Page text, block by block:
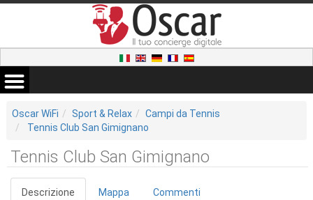
Oscar WiFi Sport & Relax
Campi da Tennis
Tennis Club San Gimignano
Tennis Club San Gimignano
Descrizione Mappa Commenti